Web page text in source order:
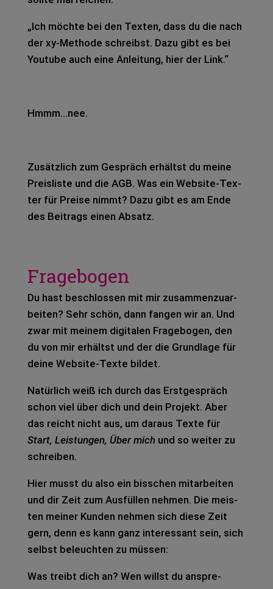
„Ich möch­te bei den Tex­ten, dass du die nach
der xy-Metho­de schreibst. Dazu gibt es bei
You­tube auch eine Anlei­tung, hier der Link.“
Hmmm…nee.
Zusätz­lich zum Gespräch erhältst du meine
Preis­lis­te und die AGB. Was ein Web­site-Tex­
ter für Prei­se nimmt? Dazu gibt es am Ende
des Bei­trags einen Absatz.
Fragebogen
Du hast beschlos­sen mit mir zusam­men­zu­ar­
bei­ten? Sehr schön, dann fan­gen wir an. Und
zwar mit mei­nem digi­ta­len Fra­ge­bo­gen, den
du von mir erhältst und der die Grund­la­ge für
deine Web­site-Texte bil­det.
Natür­lich weiß ich durch das Erst­ge­spräch
schon viel über dich und dein Pro­jekt. Aber
das reicht nicht aus, um dar­aus Texte für
Start, Leis­tun­gen, Über mich und so wei­ter zu
schrei­ben.
Hier musst du also ein biss­chen mit­ar­bei­ten
und dir Zeit zum Aus­fül­len neh­men. Die meis­
ten mei­ner Kun­den neh­men sich diese Zeit
gern, denn es kann ganz inter­es­sant sein, sich
selbst beleuch­ten zu müs­sen:
Was treibt dich an? Wen willst du anspre­